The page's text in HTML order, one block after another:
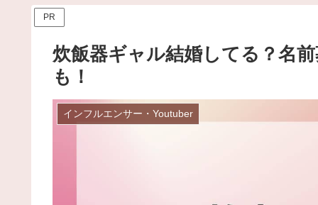
PR
炊飯器ギャル結婚してる？名
も！
インフルエンサー・Youtuber